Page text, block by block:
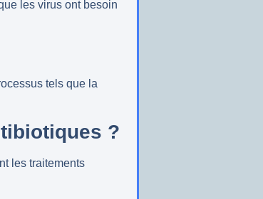
les virus ont besoin
tels que la
?
les traitements